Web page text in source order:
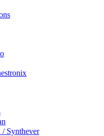
Synthever